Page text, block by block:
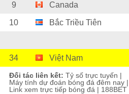
9 Canada
10 Bắc Triều Tiên
34 Việt Nam
Đối tác liên kết: Tỷ số trực tuyến |
Máy tính dự đoán bóng đá đêm nay |
Link xem trực tiếp bóng đá | 188BET